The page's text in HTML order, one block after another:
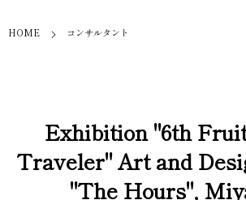
HOME コンサルタント
Exhibition "6th
Traveler" Art and
"The Hours",